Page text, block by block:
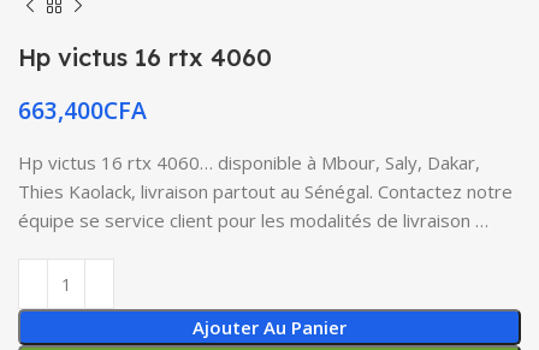
Hp victus 16 rtx 4060
663,400CFA
Hp victus 16 rtx 4060… disponible à Mbour, Saly, Dakar,
Thies Kaolack, livraison partout au Sénégal. Contactez notre
équipe se service client pour les modalités de livraison …
Ajouter Au Panier